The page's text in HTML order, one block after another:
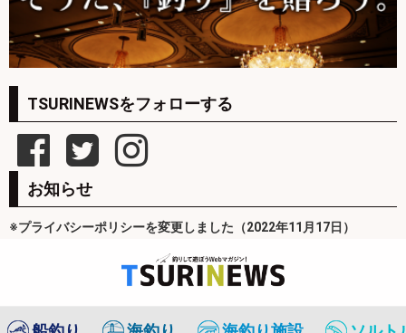
TSURINEWSをフォローする
お知らせ
※プライバシーポリシーを変更しました（2022年11月17日）